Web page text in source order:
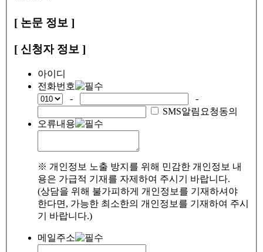
[ 논문 정보 ]
[ 신청자 정보 ]
아이디
전화번호
-
-
SMS알림요청동의
오류내용
※ 개인정보 노출 방지를 위해 민감한 개인정보 내
용은 가급적 기재를 자제하여 주시기 바랍니다.
(상담을 위해 불가피하게 개인정보를 기재하셔야
한다면, 가능한 최소한의 개인정보를 기재하여 주시
기 바랍니다.)
메일주소